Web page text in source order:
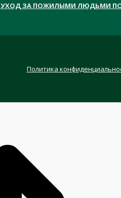
УХОД ЗА ПОЖИЛЫМИ ЛЮДЬМИ
Политика